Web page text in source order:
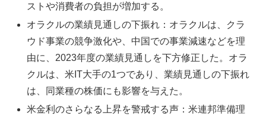
ストや消費者の負担が増加する。
オラクルの業績見通しの下振れ：オラクルは、クラ
ウド事業の競争激化や、中国での事業減速などを理
由に、2023年度の業績見通しを下方修正した。オラ
クルは、米IT大手の1つであり、業績見通しの下振れ
は、同業種の株価にも影響を与えた。
米金利のさらなる上昇を警戒する声：米連邦準備理